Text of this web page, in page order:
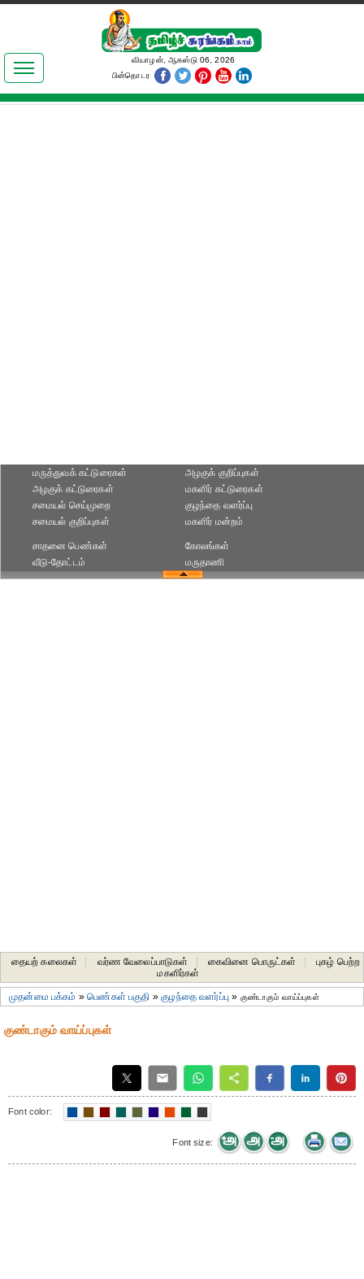
இலக்கியங்கள்
தமிழ் உலகம்
வியாழன், ஆகஸ்டு 06, 2026
பின்தொடர
மருத்துவக் கட்டுரைகள்
அழகுக் கட்டுரைகள்
அழகுக் குறிப்புகள்
மகளிர் கட்டுரைகள்
சமையல் செய்முறை
சமையல் குறிப்புகள்
குழந்தை வளர்ப்பு
மகளிர் மன்றம்
சாதனை பெண்கள்
வீடு-தோட்டம்
கோலங்கள்
மருதாணி
தையற் கலைகள் வர்ண வேலைப்பாடுகள் கைவினை பொருட்கள்
புகழ் பெற்ற
மகளிர்கள்
முதன்மை பக்கம் »பெண்கள் பகுதி »குழந்தை வளர்ப்பு» குண்டாகும் வாய்ப்புகள்
குண்டாகும் வாய்ப்புகள்
Font color:
Font size: